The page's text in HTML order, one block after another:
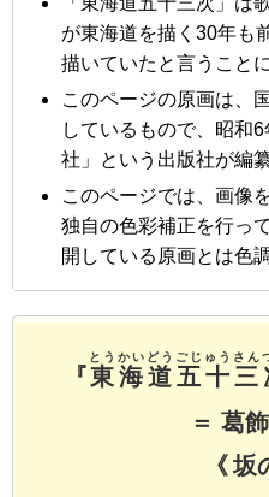
が東海道を描く30年も
描いていたと言うこと
このページの原画は、
しているもので、昭和
社」という出版社が編
このページでは、画像
独自の色彩補正を行っ
開している原画とは色
『東海道五十三
とうかいどうごじゅうさん
＝ 葛
《 坂